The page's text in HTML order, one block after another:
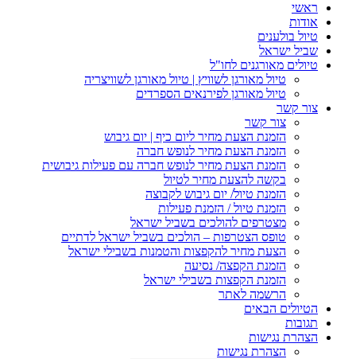
ראשי
אודות
טיול בולענים
שביל ישראל
טיולים מאורגנים לחו"ל
טיול מאורגן לשוויץ | טיול מאורגן לשוויצריה
טיול מאורגן לפירנאים הספרדים
צור קשר
צור קשר
הזמנת הצעת מחיר ליום כיף | יום גיבוש
הזמנת הצעת מחיר לנופש חברה
הזמנת הצעת מחיר לנופש חברה עם פעילות גיבושית
בקשה להצעת מחיר לטיול
הזמנת טיול/ יום גיבוש לקבוצה
הזמנת טיול / הזמנת פעילות
מצטרפים להולכים בשביל ישראל
טופס הצטרפות – הולכים בשביל ישראל לדתיים
הצעת מחיר להקפצות והטמנות בשבילי ישראל
הזמנת הקפצה/ נסיעה
הזמנת הקפצות בשבילי ישראל
הרשמה לאתר
הטיולים הבאים
תגובות
הצהרת נגישות
הצהרת נגישות